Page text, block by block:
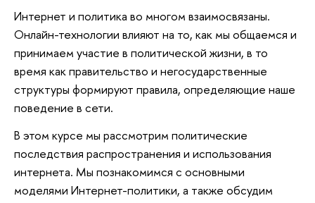
Интернет и политика во многом взаимосвязаны.
Онлайн-технологии влияют на то, как мы общаемся и
принимаем участие в политической жизни, в то
время как правительство и негосударственные
структуры формируют правила, определяющие наше
поведение в сети.
В этом курсе мы рассмотрим политические
последствия распространения и использования
интернета. Мы познакомимся с основными
моделями Интернет-политики, а также обсудим